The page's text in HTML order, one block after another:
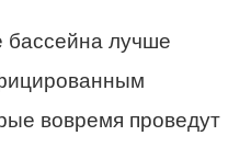
бассейна лучше
вовремя проведут